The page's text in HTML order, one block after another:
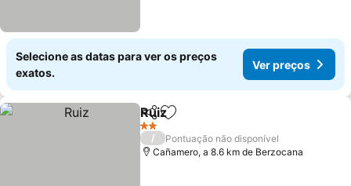
Selecione as datas para ver os preços
exatos.
Ver preços
PartilharAdicionar aos favoritos
Ruiz
2 Estrelas
/
Pontuação não disponível
Cañamero, a 8.6 km de Berzocana